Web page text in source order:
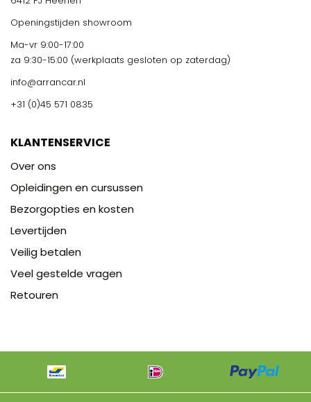
Openingstijden showroom
Ma-vr 9:00-17:00
za 9:30-15:00 (werkplaats gesloten op zaterdag)
info@arrancar.nl
+31 (0)45 571 0835
KLANTENSERVICE
Over ons
Opleidingen en cursussen
Bezorgopties en kosten
Levertijden
Veilig betalen
Veel gestelde vragen
Retouren